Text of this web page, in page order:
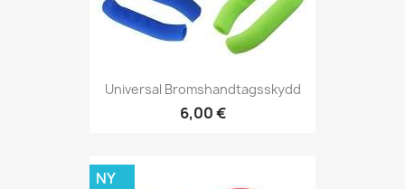
Universal Bromshandtagsskydd
6,00 €
NY